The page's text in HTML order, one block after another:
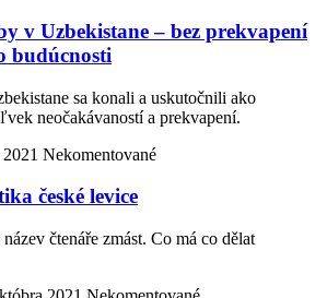
v Uzbekistane – bez prekvapení
budúcnosti
sa konali a uskutočnili ako
neočakávaností a prekvapení.
Nekomentované
české levice
čtenáře zmást. Co má co dělat